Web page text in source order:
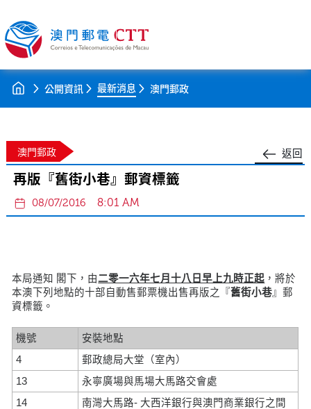
公開資訊 最新消息 澳門郵政
返回
澳門郵政
再版『舊街小巷』郵資標籤
08/07/2016 8:01 AM
本局通知 閣下，由二零一六年七月十八日早上九時正起 ，將於
本澳下列地點的十部自動售郵票機出售再版之『舊街小巷』郵
資標籤。
機號
安裝地點
4
郵政總局大堂（室內）
13
永寧廣場與馬場大馬路交會處
14
南灣大馬路- 大西洋銀行與澳門商業銀行之間